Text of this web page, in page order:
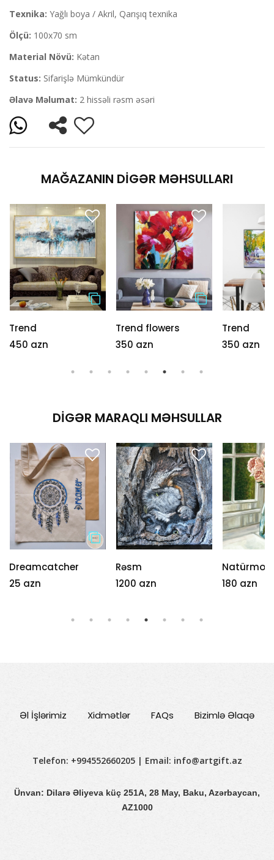
Texnika: Yağlı boya / Akril, Qarışıq texnika
Ölçü: 100x70 sm
Material Növü: Kətan
Status: Sifarişlə Mümkündür
Əlavə Məlumat: 2 hissəli rəsm əsəri
MAĞAZANIN DIGƏR MƏHSULLARI
Trend flowers
350 azn
Trend
350 azn
Trend
400 azn
DIGƏR MARAQLI MƏHSULLAR
Dreamcatcher
25 azn
Rəsm
1200 azn
Natürmort
180 azn
Əl İşlərimiz Xidmətlər FAQs Bizimlə Əlaqə
Telefon: +994552660205 | Email: info@artgift.az
Ünvan: Dilarə Əliyeva küç 251A, 28 May, Baku, Azərbaycan,
AZ1000